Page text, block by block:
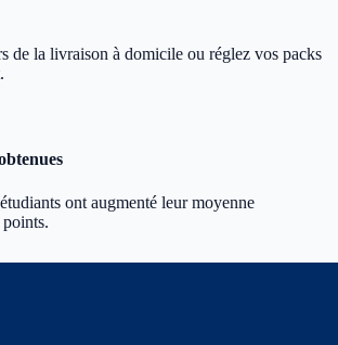
de la livraison à domicile ou réglez vos packs
ont augmenté leur moyenne